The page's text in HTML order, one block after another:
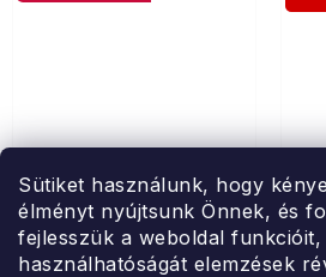
Sütiket használunk, hogy
élményt nyújtsunk Önnek, és
fejlesszük a weboldal funkcióit,
használhatóságát elemzések
Home Elements
Baglyos terítő